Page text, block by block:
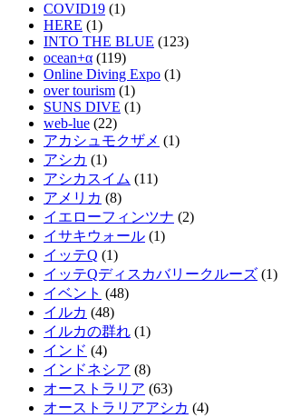
COVID19 (1)
HERE (1)
INTO THE BLUE (123)
ocean+α (119)
Online Diving Expo (1)
over tourism (1)
SUNS DIVE (1)
web-lue (22)
アカシュモクザメ (1)
アシカ (1)
アシカスイム (11)
アメリカ (8)
イエローフィンツナ (2)
イサキウォール (1)
イッテQ (1)
イッテQディスカバリークルーズ (1)
イベント (48)
イルカ (48)
イルカの群れ (1)
インド (4)
インドネシア (8)
オーストラリア (63)
オーストラリアアシカ (4)